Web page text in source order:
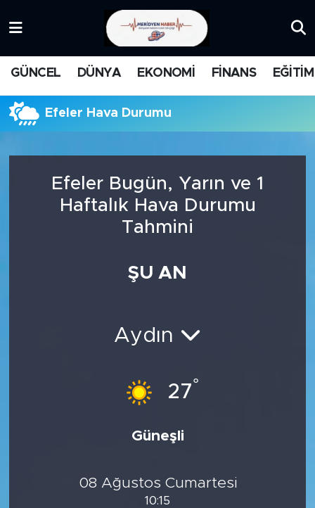
GÜNCEL DÜNYA EKONOMİ FİNANS EĞİTİM
Efeler Hava Durumu
Efeler Bugün, Yarın ve 1
Haftalık Hava Durumu
Tahmini
ŞU AN
Aydın
27°
Güneşli
08 Ağustos Cumartesi
10:15
FİNANS
BİLİM-TEKNOLOJİ
Süper Lig Puan Durumu ve Fikstür
Tüm Manşetler
Son Dakika Haberleri